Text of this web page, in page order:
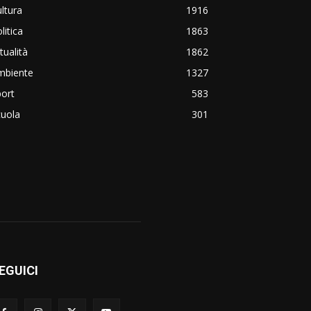
1916
1863
1862
1327
583
301